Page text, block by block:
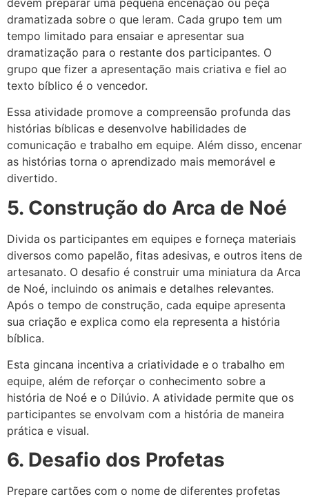
dramatizada sobre o que leram. Cada grupo tem um
tempo limitado para ensaiar e apresentar sua
dramatização para o restante dos participantes. O
grupo que fizer a apresentação mais criativa e fiel ao
texto bíblico é o vencedor.
Essa atividade promove a compreensão profunda das
histórias bíblicas e desenvolve habilidades de
comunicação e trabalho em equipe. Além disso, encenar
as histórias torna o aprendizado mais memorável e
divertido.
5. Construção do Arca de Noé
Divida os participantes em equipes e forneça materiais
diversos como papelão, fitas adesivas, e outros itens de
artesanato. O desafio é construir uma miniatura da Arca
de Noé, incluindo os animais e detalhes relevantes.
Após o tempo de construção, cada equipe apresenta
sua criação e explica como ela representa a história
bíblica.
Esta gincana incentiva a criatividade e o trabalho em
equipe, além de reforçar o conhecimento sobre a
história de Noé e o Dilúvio. A atividade permite que os
participantes se envolvam com a história de maneira
prática e visual.
6. Desafio dos Profetas
Prepare cartões com o nome de diferentes profetas